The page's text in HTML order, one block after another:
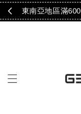
！ 東南亞地區滿